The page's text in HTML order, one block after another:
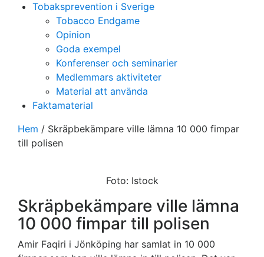
Tobaksprevention i Sverige
Tobacco Endgame
Opinion
Goda exempel
Konferenser och seminarier
Medlemmars aktiviteter
Material att använda
Faktamaterial
Hem / Skräpbekämpare ville lämna 10 000 fimpar
till polisen
Foto: Istock
Skräpbekämpare ville lämna
10 000 fimpar till polisen
Amir Faqiri i Jönköping har samlat in 10 000